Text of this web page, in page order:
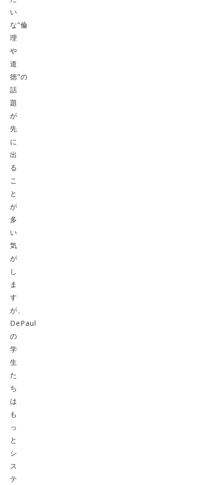
い
な“倫
理
や
道
徳”の
話
題
が
先
に
出
る
こ
と
が
多
い
気
が
し
ま
す
が、
DePaul
の
学
生
た
ち
は
も
っ
と
シ
ス
テ